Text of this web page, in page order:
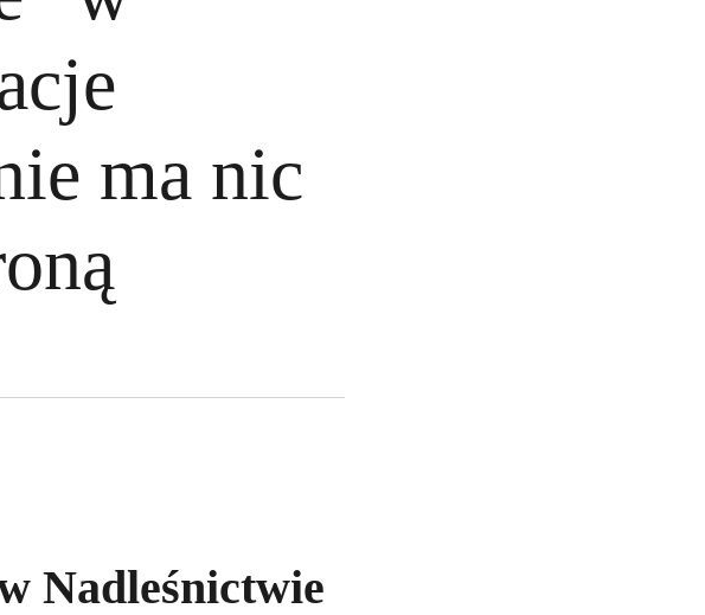
ma nic
Nadleśnictwie